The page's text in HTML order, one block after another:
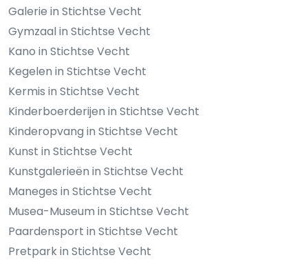
Galerie in Stichtse Vecht
Gymzaal in Stichtse Vecht
Kano in Stichtse Vecht
Kegelen in Stichtse Vecht
Kermis in Stichtse Vecht
Kinderboerderijen in Stichtse Vecht
Kinderopvang in Stichtse Vecht
Kunst in Stichtse Vecht
Kunstgalerieën in Stichtse Vecht
Maneges in Stichtse Vecht
Musea-Museum in Stichtse Vecht
Paardensport in Stichtse Vecht
Pretpark in Stichtse Vecht